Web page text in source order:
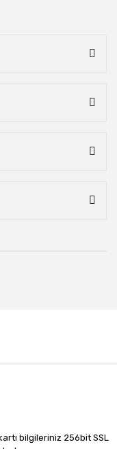
bilgileriniz 256bit SSL